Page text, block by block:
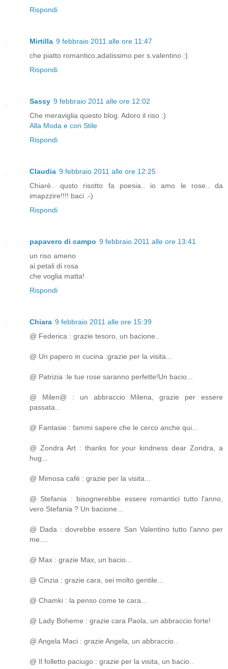
Rispondi
Mirtilla 9 febbraio 2011 alle ore 11:47
che piatto romantico,adatissimo per s.valentino :)
Rispondi
Sassy 9 febbraio 2011 alle ore 12:02
Che meraviglia questo blog. Adoro il riso :)
Alla Moda e con Stile
Rispondi
Claudia 9 febbraio 2011 alle ore 12:25
Chiarè.. qusto risotto fa poesia.. io amo le rose.. da
imapzzire!!!! baci .-)
Rispondi
papavero di campo 9 febbraio 2011 alle ore 13:41
un riso ameno
ai petali di rosa
che voglia matta!
Rispondi
Chiara 9 febbraio 2011 alle ore 15:39
@ Federica : grazie tesoro, un bacione..
@ Un papero in cucina :grazie per la visita...
@ Patrizia :le tue rose saranno perfette!Un bacio...
@ Milen@ : un abbraccio Milena, grazie per essere
passata..
@ Fantasie : fammi sapere che le cerco anche qui...
@ Zondra Art : thanks for your kindness dear Zondra, a
hug...
@ Mimosa cafè : grazie per la visita...
@ Stefania : bisognerebbe essere romantici tutto l'anno,
vero Stefania ? Un bacione...
@ Dada : dovrebbe essere San Valentino tutto l'anno per
me....
@ Max : grazie Max, un bacio...
@ Cinzia : grazie cara, sei molto gentile...
@ Chamki : la penso come te cara...
@ Lady Boheme : grazie cara Paola, un abbraccio forte!
@ Angela Maci : grazie Angela, un abbraccio..
@ Il folletto paciugo : grazie per la visita, un bacio..